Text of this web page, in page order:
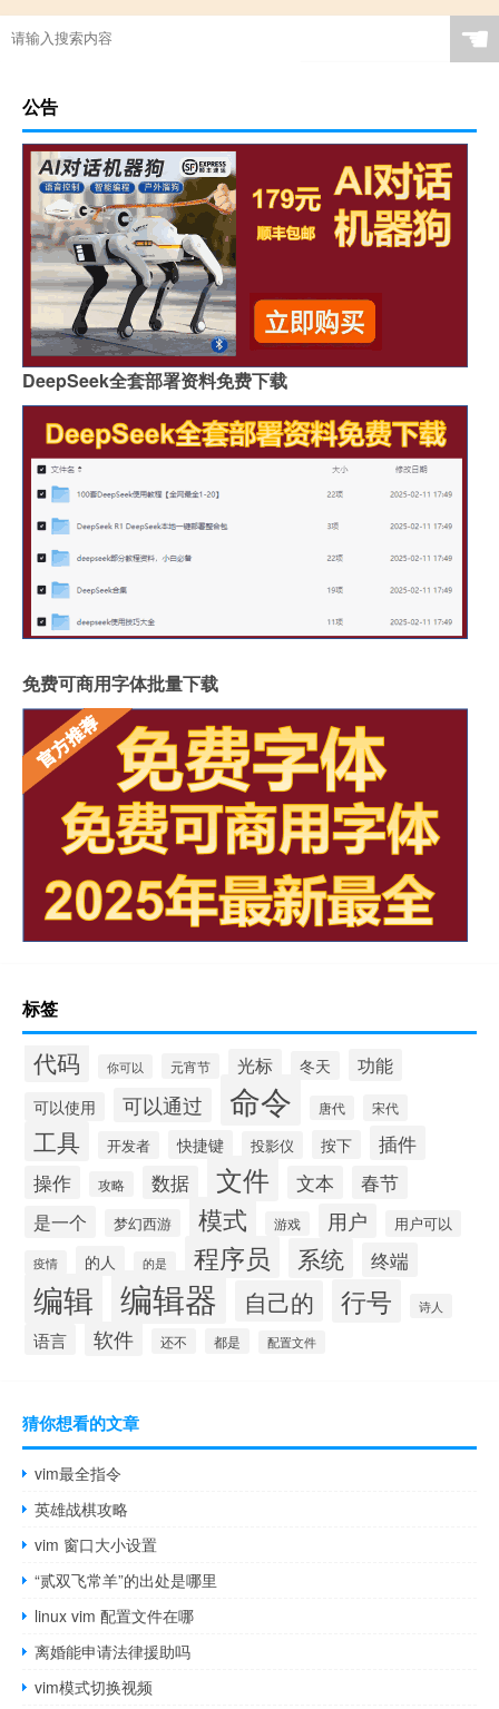
☚
公告
DeepSeek全套部署资料免费下载
免费可商用字体批量下载
标签
代码 你可以 元宵节 光标 冬天 功能
可以使用 可以通过 命令 唐代 宋代
工具 开发者 快捷键 投影仪 按下 插件
操作 攻略 数据 文件 文本 春节
是一个 梦幻西游 模式 游戏 用户 用户可以
疫情 的人 的是 程序员 系统 终端
编辑 编辑器 自己的 行号 诗人
语言 软件 还不 都是 配置文件
猜你想看的文章
vim最全指令
英雄战棋攻略
vim 窗口大小设置
“贰双飞常羊”的出处是哪里
linux vim 配置文件在哪
离婚能申请法律援助吗
vim模式切换视频